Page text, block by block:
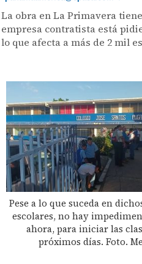
La obra en La Primavera
empresa contratista está
lo que afecta a más de 2 mil
Pese a lo que suceda en
escolares, no hay
ahora, para iniciar las
próximos días. Foto.